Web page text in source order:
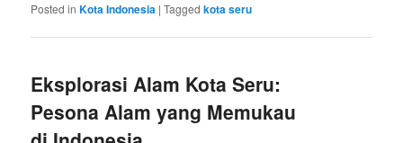
Posted in Kota Indonesia |Tagged kota seru
Eksplorasi Alam Kota Seru:
Pesona Alam yang Memukau